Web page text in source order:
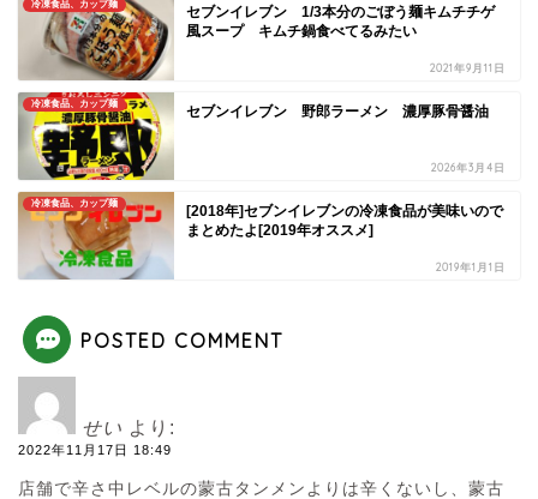
冷凍食品、カップ麺
セブンイレブン 1/3本分のごぼう麺キムチチゲ
風スープ キムチ鍋食べてるみたい
2021年9月11日
冷凍食品、カップ麺 セブンイレブン 野郎ラーメン 濃厚豚骨醤油
2026年3月4日
冷凍食品、カップ麺
[2018年]セブンイレブンの冷凍食品が美味いので
まとめたよ[2019年オススメ]
2019年1月1日
POSTED COMMENT
せい より:
2022年11月17日 18:49
店舗で辛さ中レベルの蒙古タンメンよりは辛くないし、蒙古